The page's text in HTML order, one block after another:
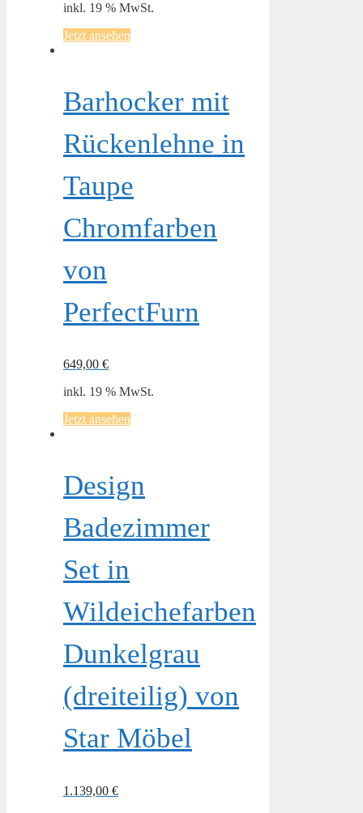
inkl. 19 % MwSt.
Jetzt ansehen
Barhocker mit
Rückenlehne in
Taupe
Chromfarben
von
PerfectFurn
649,00 €
inkl. 19 % MwSt.
Jetzt ansehen
Design
Badezimmer
Set in
Wildeichefarben
Dunkelgrau
(dreiteilig) von
Star Möbel
1.139,00 €